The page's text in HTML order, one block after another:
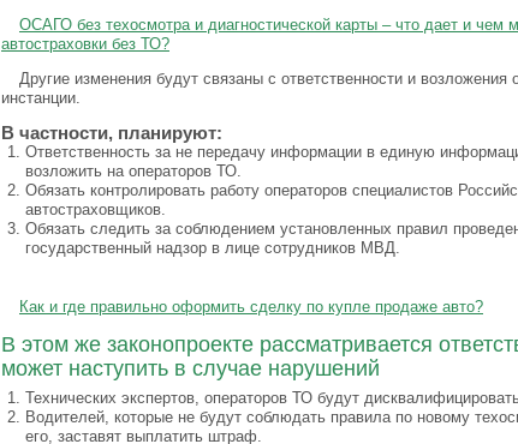
ОСАГО без техосмотра и диагностической карты – что дает и чем
автостраховки без ТО?
Другие изменения будут связаны с ответственности и возложения
инстанции.
В частности, планируют:
Ответственность за не передачу информации в единую
возложить на операторов ТО.
Обязать контролировать работу операторов специалистов
автостраховщиков.
Обязать следить за соблюдением установленных правил
государственный надзор в лице сотрудников МВД.
Как и где правильно оформить сделку по купле продаже авто?
В этом же законопроекте рассматривается
может наступить в случае нарушений
Технических экспертов, операторов ТО будут
Водителей, которые не будут соблюдать правила по новому
его, заставят выплатить штраф.